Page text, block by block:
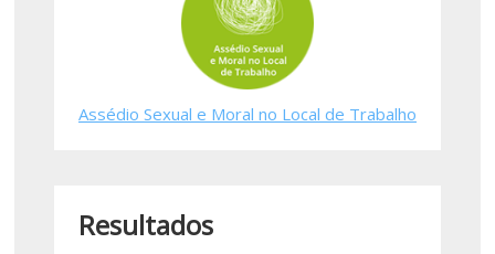
Assédio Sexual e Moral no Local de Trabalho
Resultados